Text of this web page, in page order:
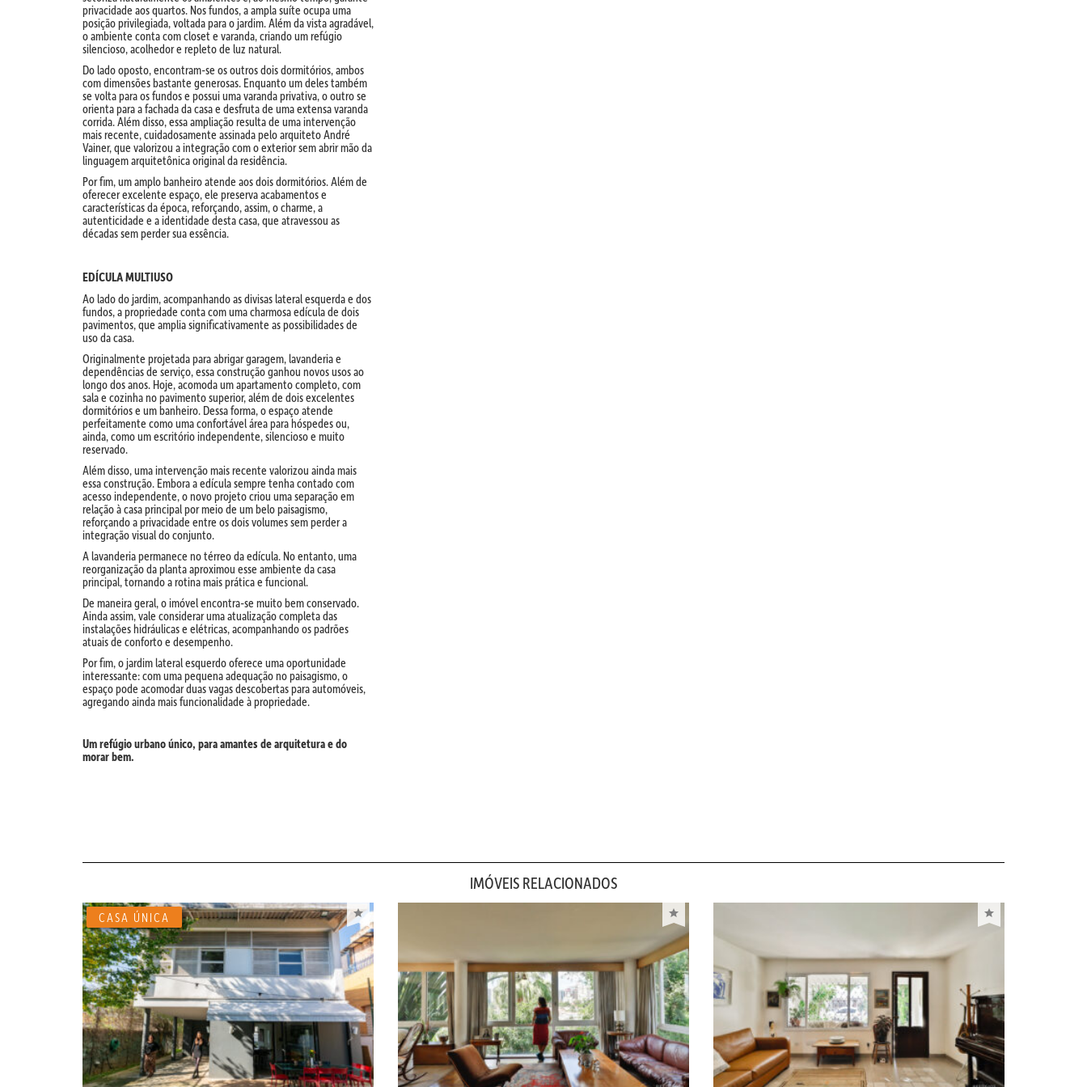
privacidade aos quartos. Nos fundos, a ampla suíte ocupa uma
posição privilegiada, voltada para o jardim. Além da vista agradável,
o ambiente conta com closet e varanda, criando um refúgio
silencioso, acolhedor e repleto de luz natural.
Do lado oposto, encontram-se os outros dois dormitórios, ambos
com dimensões bastante generosas. Enquanto um deles também
se volta para os fundos e possui uma varanda privativa, o outro se
orienta para a fachada da casa e desfruta de uma extensa varanda
corrida. Além disso, essa ampliação resulta de uma intervenção
mais recente, cuidadosamente assinada pelo arquiteto André
Vainer, que valorizou a integração com o exterior sem abrir mão da
linguagem arquitetônica original da residência.
Por fim, um amplo banheiro atende aos dois dormitórios. Além de
oferecer excelente espaço, ele preserva acabamentos e
características da época, reforçando, assim, o charme, a
autenticidade e a identidade desta casa, que atravessou as
décadas sem perder sua essência.
EDÍCULA MULTIUSO
Ao lado do jardim, acompanhando as divisas lateral esquerda e dos
fundos, a propriedade conta com uma charmosa edícula de dois
pavimentos, que amplia significativamente as possibilidades de
uso da casa.
Originalmente projetada para abrigar garagem, lavanderia e
dependências de serviço, essa construção ganhou novos usos ao
longo dos anos. Hoje, acomoda um apartamento completo, com
sala e cozinha no pavimento superior, além de dois excelentes
dormitórios e um banheiro. Dessa forma, o espaço atende
perfeitamente como uma confortável área para hóspedes ou,
ainda, como um escritório independente, silencioso e muito
reservado.
Além disso, uma intervenção mais recente valorizou ainda mais
essa construção. Embora a edícula sempre tenha contado com
acesso independente, o novo projeto criou uma separação em
relação à casa principal por meio de um belo paisagismo,
reforçando a privacidade entre os dois volumes sem perder a
integração visual do conjunto.
A lavanderia permanece no térreo da edícula. No entanto, uma
reorganização da planta aproximou esse ambiente da casa
principal, tornando a rotina mais prática e funcional.
De maneira geral, o imóvel encontra-se muito bem conservado.
Ainda assim, vale considerar uma atualização completa das
instalações hidráulicas e elétricas, acompanhando os padrões
atuais de conforto e desempenho.
Por fim, o jardim lateral esquerdo oferece uma oportunidade
interessante: com uma pequena adequação no paisagismo, o
espaço pode acomodar duas vagas descobertas para automóveis,
agregando ainda mais funcionalidade à propriedade.
Um refúgio urbano único, para amantes de arquitetura e do
morar bem.
IMÓVEIS RELACIONADOS